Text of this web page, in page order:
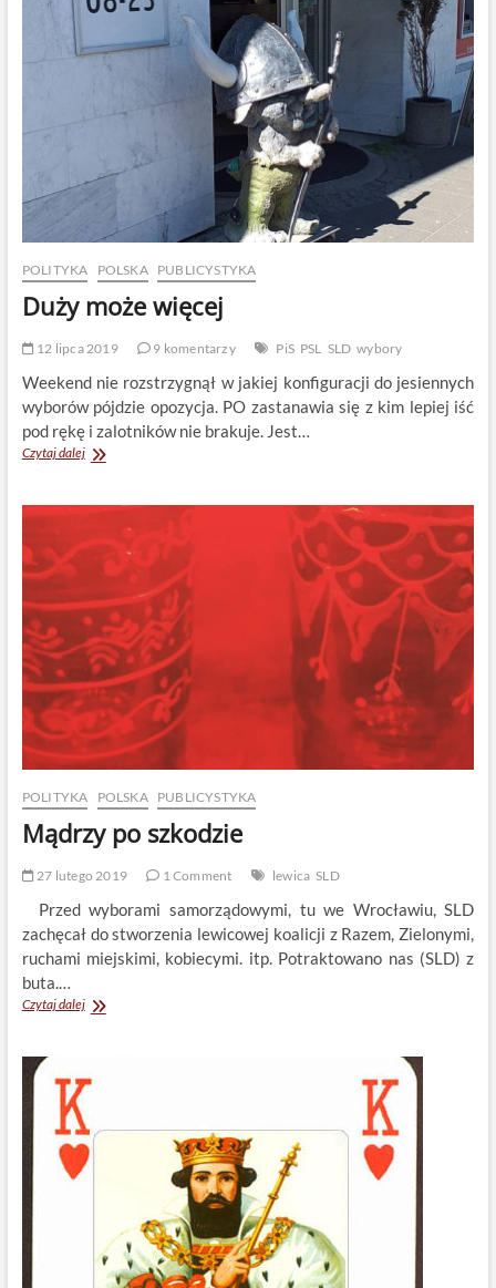
POLITYKA POLSKA PUBLICYSTYKA
Duży może więcej
12 lipca 2019 9 komentarzy PiS PSL SLD wybory
Weekend nie rozstrzygnął w jakiej konfiguracji do jesiennych
wyborów pójdzie opozycja. PO zastanawia się z kim lepiej iść
pod rękę i zalotników nie brakuje. Jest…
Czytaj dalejDuży
POLITYKA POLSKA PUBLICYSTYKA
Mądrzy po szkodzie
27 lutego 2019 1 Comment lewica SLD
Przed wyborami samorządowymi, tu we Wrocławiu, SLD
zachęcał do stworzenia lewicowej koalicji z Razem, Zielonymi,
ruchami miejskimi, kobiecymi. itp. Potraktowano nas (SLD) z
buta.…
Czytaj dalejMądrzy